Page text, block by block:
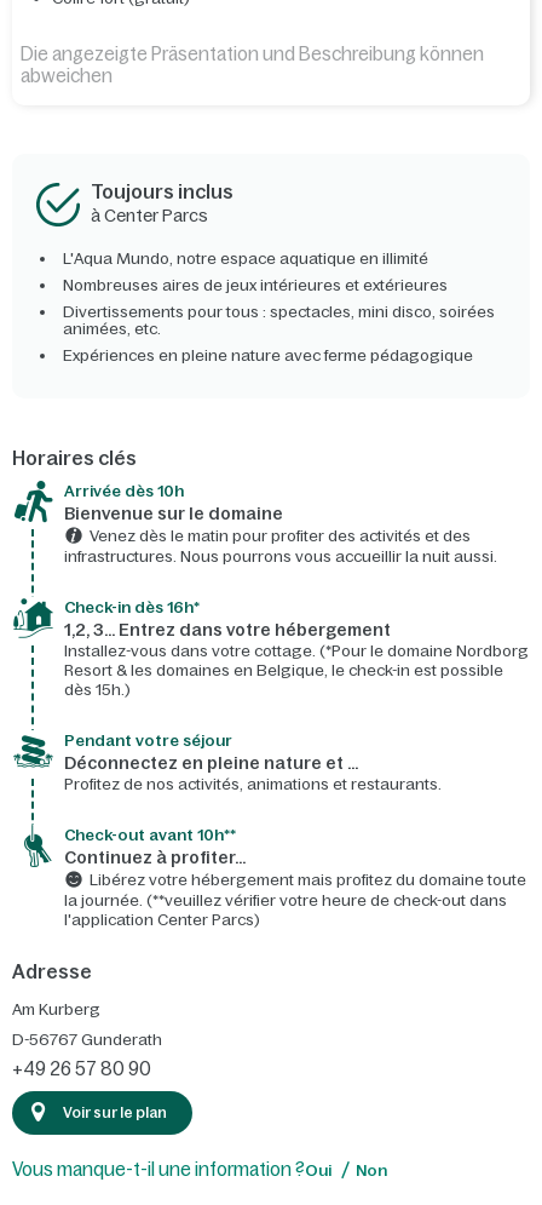
Die angezeigte Präsentation und Beschreibung können
abweichen
Toujours inclus
à Center Parcs
L'Aqua Mundo, notre espace aquatique en illimité
Nombreuses aires de jeux intérieures et extérieures
Divertissements pour tous : spectacles, mini disco, soirées
animées, etc.
Expériences en pleine nature avec ferme pédagogique
Horaires clés
Arrivée dès 10h​
Bienvenue sur le domaine​
Venez dès le matin pour profiter des activités et des
infrastructures. Nous pourrons vous accueillir la nuit aussi.
Check-in dès 16h*​
1,2, 3… Entrez dans votre hébergement
Installez-vous dans votre cottage. (*Pour le domaine Nordborg
Resort & les domaines en Belgique, le check-in est possible
dès 15h.)
Pendant votre séjour
Déconnectez en pleine nature et …
Profitez de nos activités, animations et restaurants.
Check-out avant 10h**
Continuez à profiter…
Libérez votre hébergement mais profitez du domaine toute
la journée. (**veuillez vérifier votre heure de check-out dans
l'application Center Parcs)
Adresse
Am Kurberg
D-56767 Gunderath
+49 26 57 80 90
Voir sur le plan
Vous manque-t-il une information ?Oui Non